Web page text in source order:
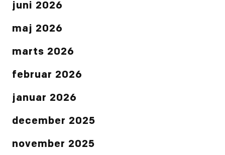
juni 2026
maj 2026
marts 2026
februar 2026
januar 2026
december 2025
november 2025